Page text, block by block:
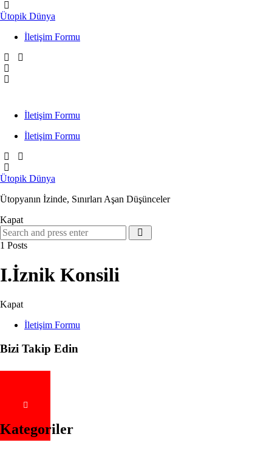
Ütopik Dünya
İletişim Formu
İletişim Formu
İletişim Formu
Ütopik Dünya
Ütopyanın İzinde, Sınırları Aşan Düşünceler
Kapat
Search
for:
1 Posts
I.İznik Konsili
Kapat
İletişim Formu
Bizi Takip Edin
Kategoriler